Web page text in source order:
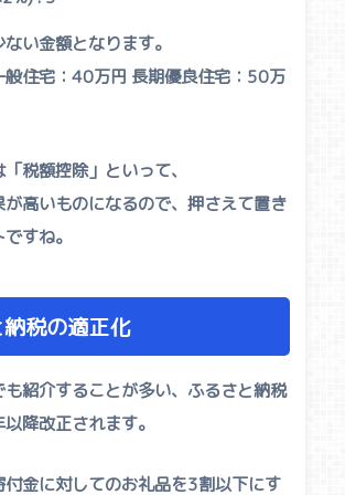
い金額となります。
般住宅：40万円 長期優良住宅：50万
税額控除」といって、
高いものになるので、押さえて置き
すね。
税の適正化
紹介することが多い、ふるさと納税
降改正されます。
付金に対してのお礼品を3割以下にす